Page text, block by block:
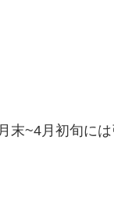
末~4月初旬に